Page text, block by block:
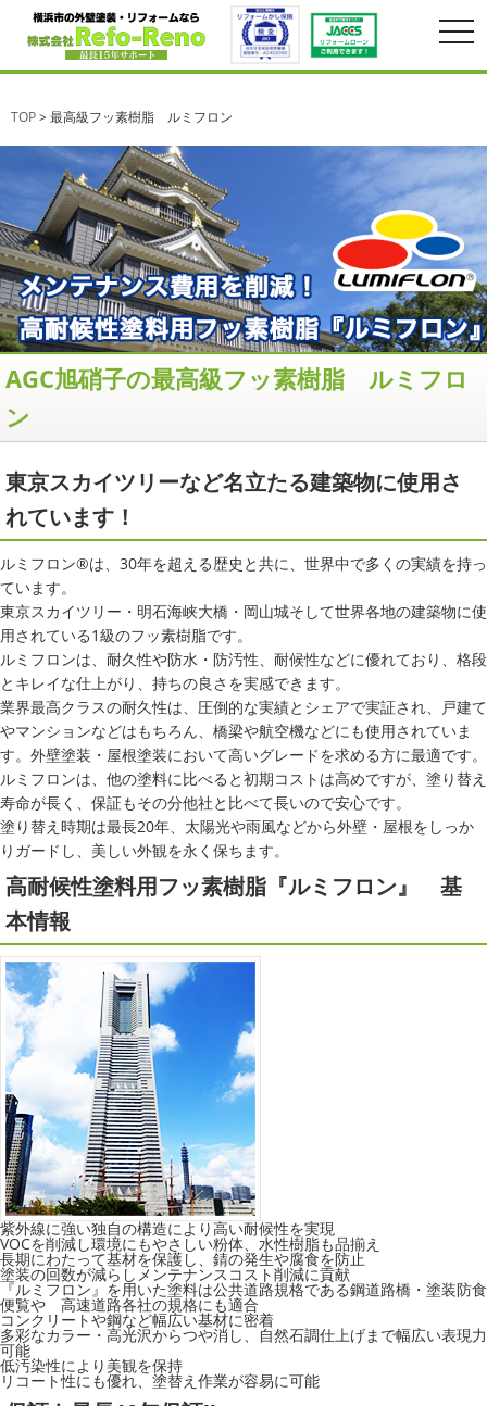
TOP>最高級フッ素樹脂 ルミフロン
AGC旭硝子の最高級フッ素樹脂 ルミフロ
ン
東京スカイツリーなど名立たる建築物に使用さ
れています！
ルミフロン®は、30年を超える歴史と共に、世界中で多くの実績を持っ
ています。
東京スカイツリー・明石海峡大橋・岡山城そして世界各地の建築物に使
用されている1級のフッ素樹脂です。
ルミフロンは、耐久性や防水・防汚性、耐候性などに優れており、格段
とキレイな仕上がり、持ちの良さを実感できます。
業界最高クラスの耐久性は、圧倒的な実績とシェアで実証され、戸建て
やマンションなどはもちろん、橋梁や航空機などにも使用されていま
す。外壁塗装・屋根塗装において高いグレードを求める方に最適です。
ルミフロンは、他の塗料に比べると初期コストは高めですが、塗り替え
寿命が長く、保証もその分他社と比べて長いので安心です。
塗り替え時期は最長20年、太陽光や雨風などから外壁・屋根をしっか
りガードし、美しい外観を永く保ちます。
高耐候性塗料用フッ素樹脂『ルミフロン』 基
本情報
紫外線に強い独自の構造により高い耐候性を実現
VOCを削減し環境にもやさしい粉体、水性樹脂も品揃え
長期にわたって基材を保護し、錆の発生や腐食を防止
塗装の回数が減らしメンテナンスコスト削減に貢献
『ルミフロン』を用いた塗料は公共道路規格である鋼道路橋・塗装防食
便覧や 高速道路各社の規格にも適合
コンクリートや鋼など幅広い基材に密着
多彩なカラー・高光沢からつや消し、自然石調仕上げまで幅広い表現力
可能
低汚染性により美観を保持
リコート性にも優れ、塗替え作業が容易に可能